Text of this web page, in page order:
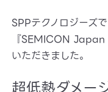
SPPテクノロジーズ
『SEMICON
いただきました。